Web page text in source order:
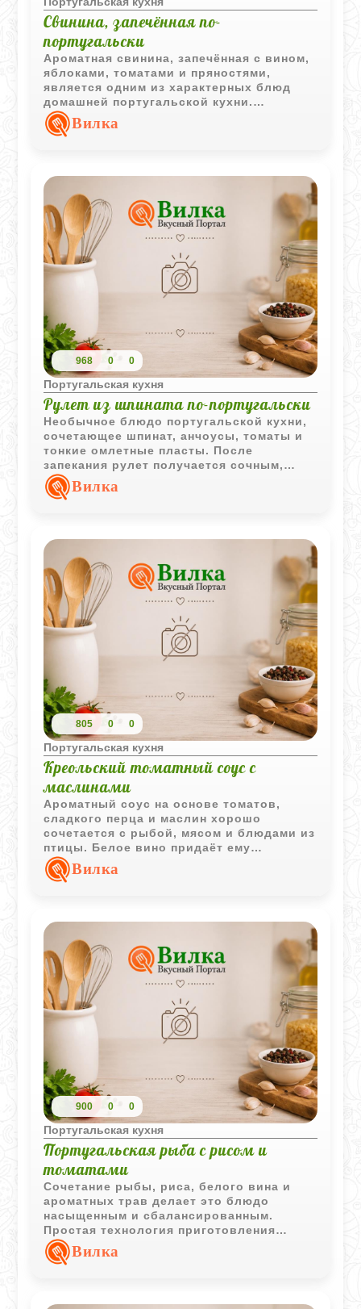
Свинина, запечённая по-
португальски
Ароматная свинина, запечённая с вином,
яблоками, томатами и пряностями,
является одним из характерных блюд
домашней португальской кухни.
Длительное приготовление делает мясо
сочным и насыщенным вкусами овощей и
Вилка
968 0 0
Португальская кухня
Рулет из шпината по-португальски
Необычное блюдо португальской кухни,
сочетающее шпинат, анчоусы, томаты и
тонкие омлетные пласты. После
запекания рулет получается сочным,
ароматным и эффектно выглядит при
подаче.Вилка
805 0 0
Португальская кухня
Креольский томатный соус с
маслинами
Ароматный соус на основе томатов,
сладкого перца и маслин хорошо
сочетается с рыбой, мясом и блюдами из
птицы. Белое вино придаёт ему
выразительный вкус и лёгкие пряные
оттенки.
Вилка
900 0 0
Португальская кухня
Португальская рыба с рисом и
томатами
Сочетание рыбы, риса, белого вина и
ароматных трав делает это блюдо
насыщенным и сбалансированным.
Простая технология приготовления
позволяет получить полноценный обед с
ярким средиземноморским характером.
Вилка